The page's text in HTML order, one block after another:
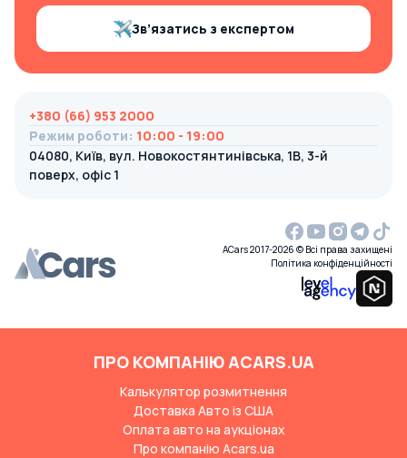
Зв’язатись з експертом
+380 (66) 953 2000
Режим роботи: 10:00 - 19:00
04080, Київ, вул. Новокостянтинівська, 1В, 3-й
поверх, офіс 1
ACars 2017-2026 © Всі права захищені
Політика конфіденційності
ПРО КОМПАНІЮ ACARS.UA
Калькулятор розмитнення
Доставка Авто із США
Оплата авто на аукціонах
Про компанію Acars.ua